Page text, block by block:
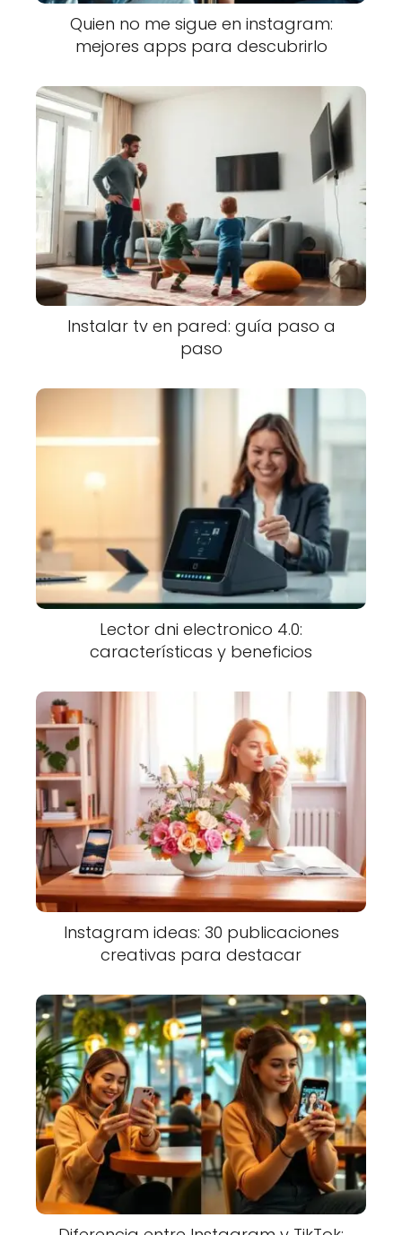
Quien no me sigue en instagram:
mejores apps para descubrirlo
Instalar tv en pared: guía paso a
paso
Lector dni electronico 4.0:
características y beneficios
Instagram ideas: 30 publicaciones
creativas para destacar